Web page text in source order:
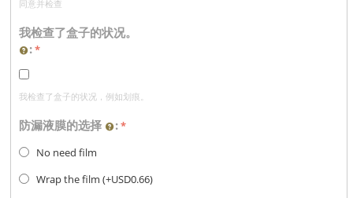
同意并检查
我检查了盒子的状况。
:
我检查了盒子的状况，例如划痕。
防漏液膜的选择 :
No need film
Wrap the film (+USD0.66)